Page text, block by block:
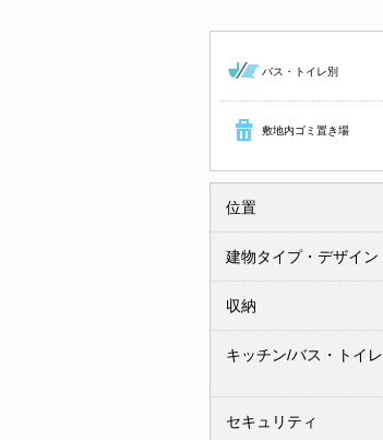
バス・トイレ別
敷地内ゴミ置き場
位置
建物タイプ・デザイン
収納
キッチン/バス・トイレ
セキュリティ